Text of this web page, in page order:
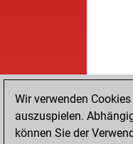
Wir verwenden
auszuspielen.
können Sie der